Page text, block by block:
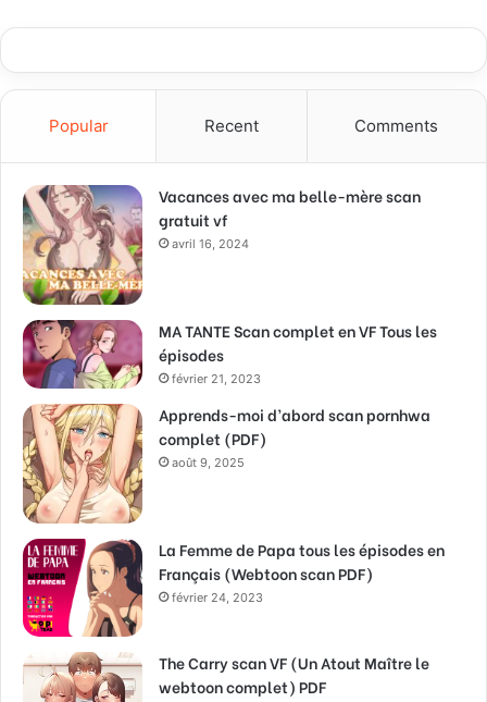
Popular Recent Comments
Vacances avec ma belle-mère scan
gratuit vf
avril 16, 2024
MA TANTE Scan complet en VF Tous les
épisodes
février 21, 2023
Apprends-moi d’abord scan pornhwa
complet (PDF)
août 9, 2025
La Femme de Papa tous les épisodes en
Français (Webtoon scan PDF)
février 24, 2023
The Carry scan VF (Un Atout Maître le
webtoon complet) PDF